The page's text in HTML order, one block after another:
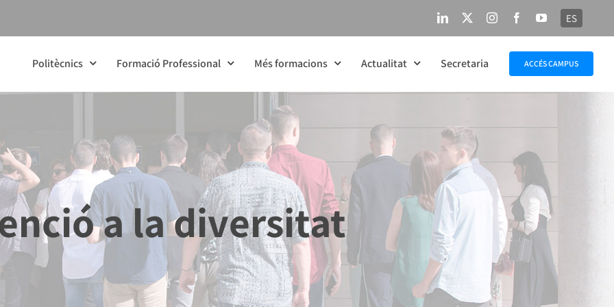
LinkedIn InstagramFacebookYouTube
ES
Politècnics Formació Professional Més formacions Actualitat Secretaria ACCÉS CAMPUS
a la diversitat